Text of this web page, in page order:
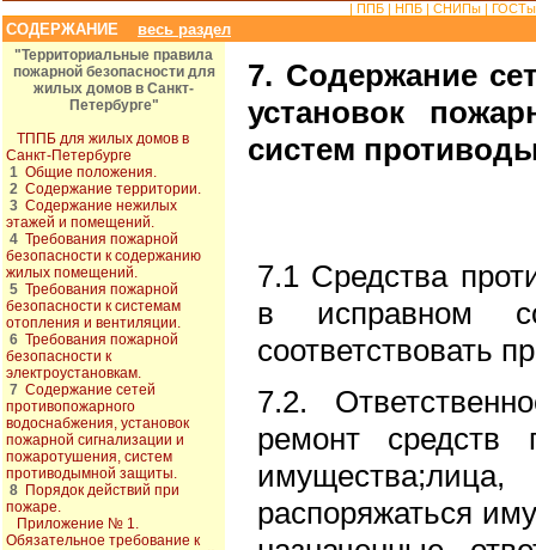
| ППБ | НПБ | СНИПы |
СОДЕРЖАНИЕ весь раздел
"Территориальные правила
пожарной безопасности для
жилых домов в Санкт-
Петербурге"
ТППБ для жилых домов в
Санкт-Петербурге
1 Общие положения.
2 Содержание территории.
3 Содержание нежилых
этажей и помещений.
4 Требования пожарной
безопасности к содержанию
жилых помещений.
5 Требования пожарной
безопасности к системам
отопления и вентиляции.
6 Требования пожарной
безопасности к
электроустановкам.
7 Содержание сетей
противопожарного
водоснабжения, установок
пожарной сигнализации и
пожаротушения, систем
противодымной защиты.
8 Порядок действий при
пожаре.
Приложение № 1.
Обязательное требование к
7. Содержание
установок
систем
7.1 Средства
в исправном
соответствовать
7.2.
ремонт средств
распоряжаться